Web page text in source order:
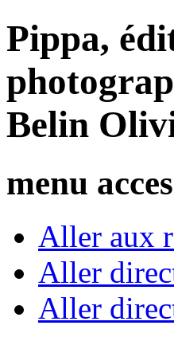
Pippa,
Belin
menu
Aller aux
Aller
Aller